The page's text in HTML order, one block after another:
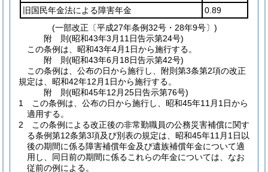
旧国民年金法による障害年金
0.89
(一部改正〔平成27年条例32号・28年9号〕)
附 則(昭和43年3月11日告示第24号)
この条例は、昭和43年4月1日から施行する。
附 則(昭和43年6月18日告示第42号)
この条例は、公布の日から施行し、附則第3条第2項の改正
規定は、昭和42年12月1日から施行する。
附 則(昭和45年12月25日告示第76号)
1
この条例は、公布の日から施行し、昭和45年11月1日から
適用する。
2
この条例による改正後の非常勤職員の公務災害補償に関す
る条例第12条第3項及び別表の規定は、昭和45年11月1日以
後の期間に係る障害補償年金及び遺族補償年金について適
用し、同日前の期間に係るこれらの年金については、なお
従前の例による。